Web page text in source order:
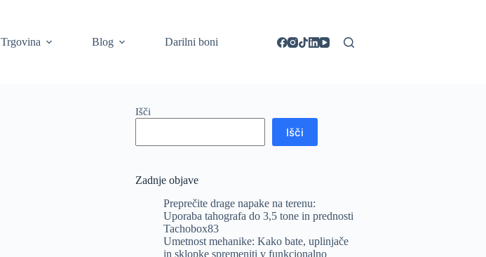
Trgovina Blog Darilni boni
Išči
Išči
Zadnje objave
Preprečite drage napake na terenu:
Uporaba tahografa do 3,5 tone in prednosti
Tachobox83
Umetnost mehanike: Kako bate, uplinjače
in sklopke spremeniti v funkcionalno